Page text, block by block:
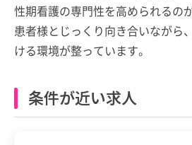
性期看護の専門性を高められるの
患者様とじっくり向き合いながら
ける環境が整っています。
条件が近い求人